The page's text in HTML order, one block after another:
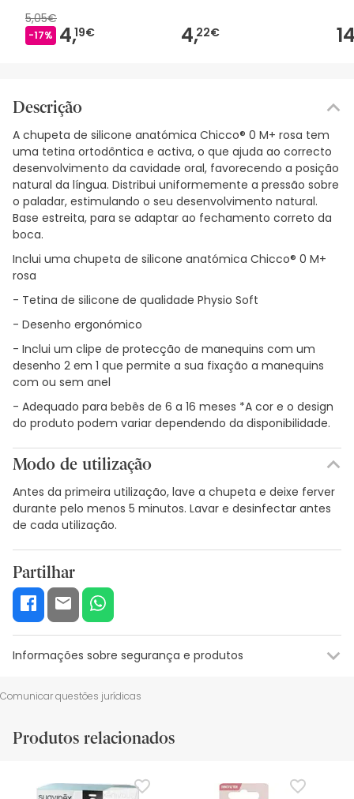
5,05€
-17% 4,19€ 4,22€
Descrição
A chupeta de silicone anatómica Chicco® 0 M+ rosa tem
uma tetina ortodôntica e activa, o que ajuda ao correcto
desenvolvimento da cavidade oral, favorecendo a posição
natural da língua. Distribui uniformemente a pressão sobre
o paladar, estimulando o seu desenvolvimento natural.
Base estreita, para se adaptar ao fechamento correto da
boca.
Inclui uma chupeta de silicone anatómica Chicco® 0 M+
rosa
- Tetina de silicone de qualidade Physio Soft
- Desenho ergonómico
- Inclui um clipe de protecção de manequins com um
desenho 2 em 1 que permite a sua fixação a manequins
com ou sem anel
- Adequado para bebês de 6 a 16 meses *A cor e o design
do produto podem variar dependendo da disponibilidade.
Modo de utilização
Antes da primeira utilização, lave a chupeta e deixe ferver
durante pelo menos 5 minutos. Lavar e desinfectar antes
de cada utilização.
Partilhar
Informações sobre segurança e produtos
Recursos de segurança visual
De momento, não dispomos de imagens de segurança
Recomendamos que voltes mais tarde para veres as
Comunicar questões jurídicas
Produtos relacionados